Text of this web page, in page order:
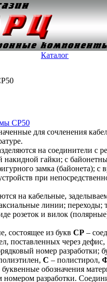
Каталог
СР50
для сочленения
на соединители с
накидной гайки; с
замка (байонета); с
при
на кабельные,
линии; переходы;
розеток и вилок
состоящее из букв СР –
поставленных через
номер разработки;
С – полистирол,
обозначения
номером разработки.